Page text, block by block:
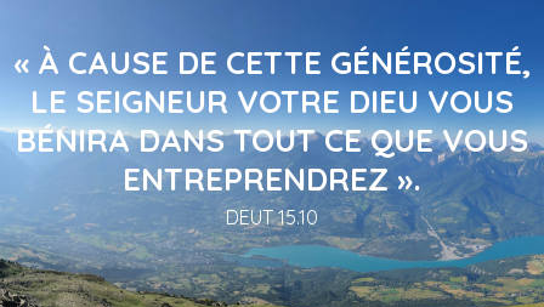
« À CAUSE DE CETTE GÉNÉROSITÉ,
LE SEIGNEUR VOTRE DIEU VOUS
BÉNIRA DANS TOUT CE QUE VOUS
ENTREPRENDREZ ».
DEUT 15.10